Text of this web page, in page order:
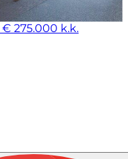
€ 275.000 k.k.